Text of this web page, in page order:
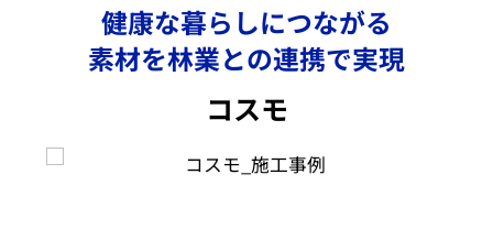
健康な暮らしにつながる
素材を林業との連携で実現
コスモ